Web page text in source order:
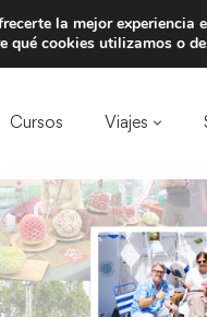
y llevaos
Cursos Viajes
la mejor experiencia
qué cookies utilizamos o